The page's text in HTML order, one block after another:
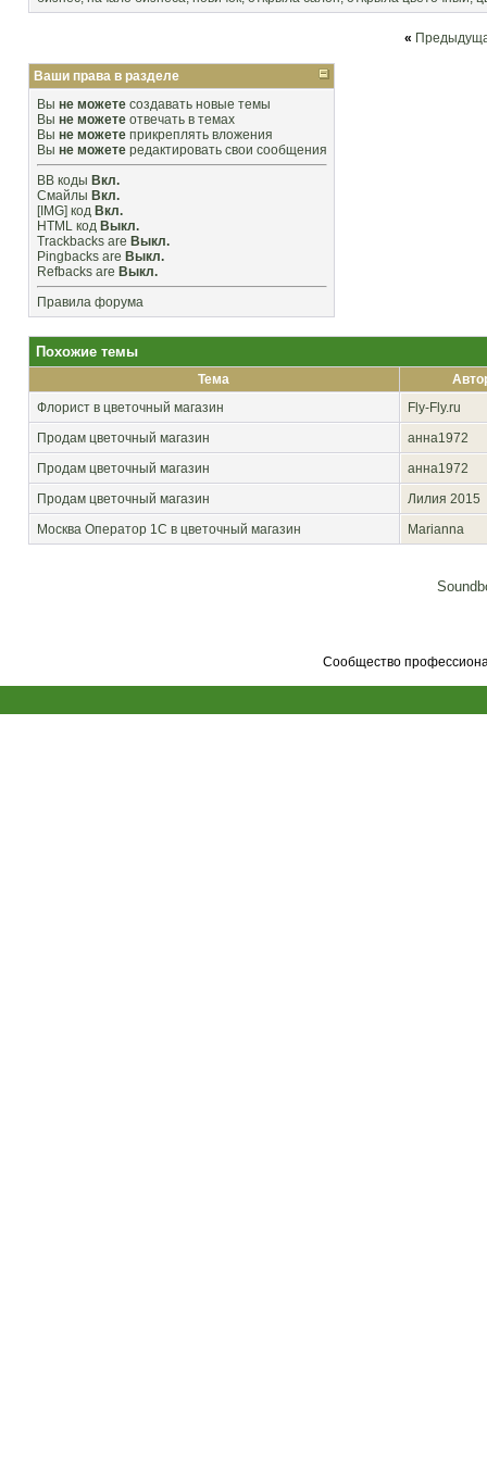
«
Ваши права в разделе
Вы не можете создавать новые темы
Вы не можете отвечать в темах
Вы не можете прикреплять вложения
Вы не можете редактировать свои сообщения
BB коды Вкл.
Смайлы Вкл.
[IMG] код Вкл.
HTML код Выкл.
Trackbacks are Выкл.
Pingbacks are Выкл.
Refbacks are Выкл.
Правила форума
Похожие темы
Тема
Флорист в цветочный магазин
Fly-Fly.ru
Продам цветочный магазин
анна1972
Продам цветочный магазин
анна1972
Продам цветочный магазин
Лилия 2015
Москва Оператор 1С в цветочный магазин Marianna
Сообщество